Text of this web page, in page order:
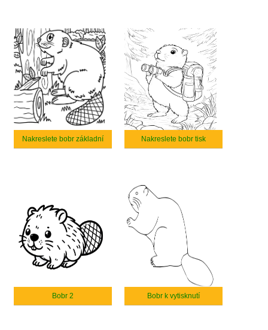
Nakreslete bobr základní Nakreslete bobr tisk
Bobr 2 Bobr k vytisknutí